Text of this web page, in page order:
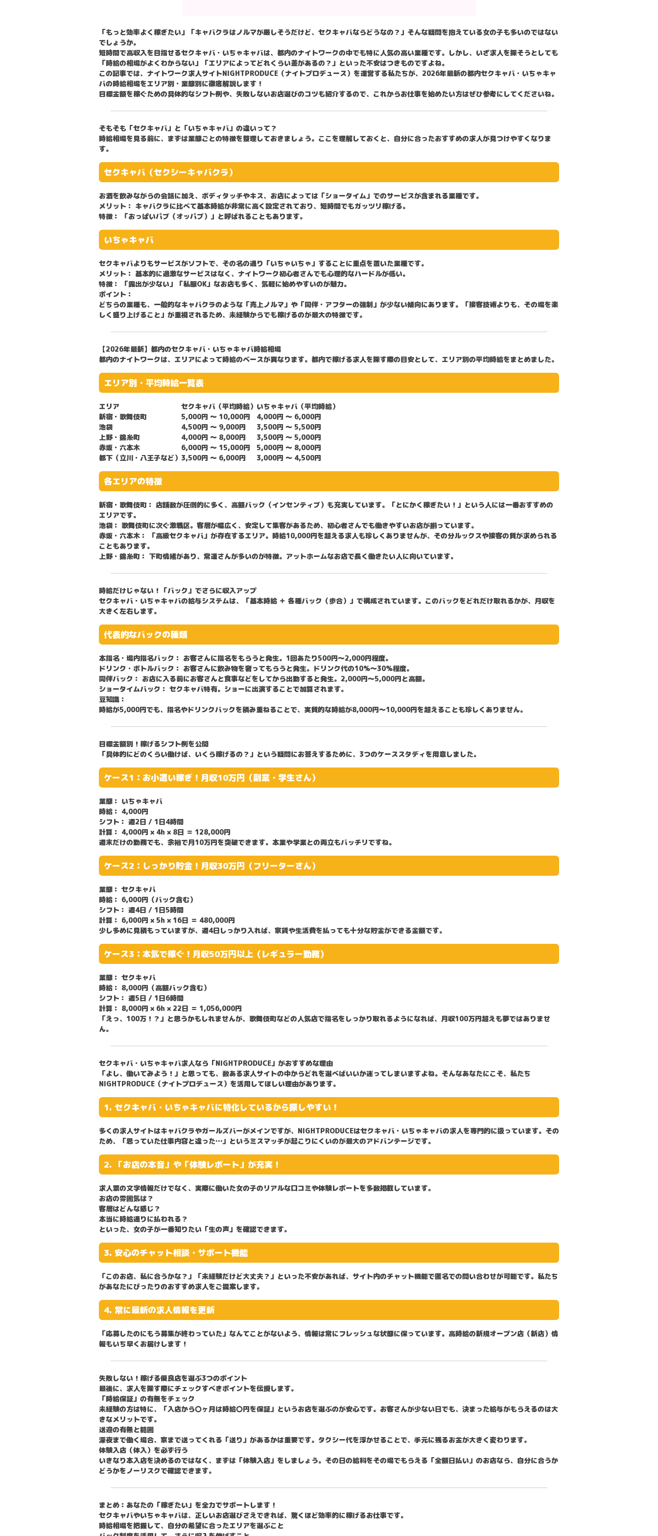
「もっと効率よく稼ぎたい」「キャバクラはノルマが厳しそうだけど、セクキャバならどうなの？」そんな疑問を抱えている女の子も多いのではない
でしょうか。
短時間で高収入を目指せるセクキャバ・いちゃキャバは、都内のナイトワークの中でも特に人気の高い業種です。しかし、いざ求人を探そうとしても
「時給の相場がよくわからない」「エリアによってどれくらい差があるの？」といった不安はつきものですよね。
この記事では、ナイトワーク求人サイトNIGHTPRODUCE（ナイトプロデュース）を運営する私たちが、2026年最新の都内セクキャバ・いちゃキャ
バの時給相場をエリア別・業態別に徹底解説します！
目標金額を稼ぐための具体的なシフト例や、失敗しないお店選びのコツも紹介するので、これからお仕事を始めたい方はぜひ参考にしてくださいね。
そもそも「セクキャバ」と「いちゃキャバ」の違いって？
時給相場を見る前に、まずは業態ごとの特徴を整理しておきましょう。ここを理解しておくと、自分に合ったおすすめの求人が見つけやすくなりま
す。
セクキャバ（セクシーキャバクラ）
お酒を飲みながらの会話に加え、ボディタッチやキス、お店によっては「ショータイム」でのサービスが含まれる業種です。
メリット： キャバクラに比べて基本時給が非常に高く設定されており、短時間でもガッツリ稼げる。
特徴：
「おっぱいパブ（オッパブ）」と呼ばれることもあります。
いちゃキャバ
セクキャバよりもサービスがソフトで、その名の通り「いちゃいちゃ」することに重点を置いた業種です。
メリット： 基本的に過激なサービスはなく、ナイトワーク初心者さんでも心理的なハードルが低い。
特徴：
「露出が少ない」「私服OK」なお店も多く、気軽に始めやすいのが魅力。
ポイント：
どちらの業種も、一般的なキャバクラのような「売上ノルマ」や「同伴・アフターの強制」が少ない傾向にあります。「接客技術よりも、その場を楽
しく盛り上げること」が重視されるため、未経験からでも稼げるのが最大の特徴です。
【2026年最新】都内のセクキャバ・いちゃキャバ時給相場
都内のナイトワークは、エリアによって時給のベースが異なります。 都内で稼げる求人を探す際の目安として、エリア別の平均時給をまとめました。
エリア別・平均時給一覧表
エリア セクキャバ（平均時給） いちゃキャバ（平均時給）
新宿・歌舞伎町
5,000円 〜 10,000円
4,000円 〜 6,000円
池袋
4,500円 〜 9,000円
3,500円 〜 5,500円
上野・錦糸町
4,000円 〜 8,000円
3,500円 〜 5,000円
赤坂・六本木
6,000円 〜 15,000円
5,000円 〜 8,000円
都下（立川・八王子など） 3,500円 〜 6,000円 3,000円 〜 4,500円
各エリアの特徴
新宿・歌舞伎町： 店舗数が圧倒的に多く、高額バック（インセンティブ）も充実しています。「とにかく稼ぎたい！」という人には一番おすすめの
エリアです。
池袋： 歌舞伎町に次ぐ激戦区。客層が幅広く、安定して集客があるため、初心者さんでも働きやすいお店が揃っています。
赤坂・六本木：
「高級セクキャバ」が存在するエリア。時給10,000円を超える求人も珍しくありませんが、その分ルックスや接客の質が求められる
こともあります。
上野・錦糸町： 下町情緒があり、常連さんが多いのが特徴。アットホームなお店で長く働きたい人に向いています。
時給だけじゃない！「バック」でさらに収入アップ
セクキャバ・いちゃキャバの給与システムは、「基本時給 ＋ 各種バック（歩合）」で構成されています。このバックをどれだけ取れるかが、月収を
大きく左右します。
代表的なバックの種類
本指名・場内指名バック： お客さんに指名をもらうと発生。1回あたり500円〜2,000円程度。
ドリンク・ボトルバック： お客さんに飲み物を奢ってもらうと発生。ドリンク代の10%〜30%程度。
同伴バック： お店に入る前にお客さんと食事などをしてから出勤すると発生。2,000円〜5,000円と高額。
ショータイムバック： セクキャバ特有。ショーに出演することで加算されます。
豆知識：
時給が5,000円でも、指名やドリンクバックを積み重ねることで、 実質的な時給が8,000円〜10,000円を超えることも珍しくありません。
目標金額別！稼げるシフト例を公開
「具体的にどのくらい働けば、いくら稼げるの？」という疑問にお答えするために、3つのケーススタディを用意しました。
ケース1：お小遣い稼ぎ！月収10万円（副業・学生さん）
業態： いちゃキャバ
時給： 4,000円
シフト： 週2日 / 1日4時間
計算： 4,000円 × 4h × 8日 ＝ 128,000円
週末だけの勤務でも、余裕で月10万円を突破できます。本業や学業との両立もバッチリですね。
ケース2：しっかり貯金！月収30万円（フリーターさん）
業態： セクキャバ
時給： 6,000円（バック含む）
シフト： 週4日 / 1日5時間
計算： 6,000円 × 5h × 16日 ＝ 480,000円
少し多めに見積もっていますが、週4日しっかり入れば、家賃や生活費を払っても十分な貯金ができる金額です。
ケース3：本気で稼ぐ！月収50万円以上（レギュラー勤務）
業態： セクキャバ
時給： 8,000円（高額バック含む）
シフト： 週5日 / 1日6時間
計算： 8,000円 × 6h × 22日 ＝ 1,056,000円
「えっ、100万！？」と思うかもしれませんが、歌舞伎町などの人気店で指名をしっかり取れるようになれば、月収100万円超えも夢ではありませ
ん。
セクキャバ・いちゃキャバ求人なら「NIGHTPRODUCE」がおすすめな理由
「よし、働いてみよう！」と思っても、数ある求人サイトの中からどれを選べばいいか迷ってしまいますよね。そんなあなたにこそ、私たち
NIGHTPRODUCE（ナイトプロデュース）を活用してほしい理由があります。
1. セクキャバ・いちゃキャバに特化しているから探しやすい！
多くの求人サイトはキャバクラやガールズバーがメインですが、NIGHTPRODUCEはセクキャバ・いちゃキャバの求人を専門的に扱っています。その
ため、「思っていた仕事内容と違った…」というミスマッチが起こりにくいのが最大のアドバンテージです。
2. 「お店の本音」や「体験レポート」が充実！
求人票の文字情報だけでなく、実際に働いた女の子のリアルな口コミや体験レポートを多数掲載しています。
お店の雰囲気は？
客層はどんな感じ？
本当に時給通りに払われる？
といった、女の子が一番知りたい「生の声」を確認できます。
3. 安心のチャット相談・サポート機能
「このお店、私に合うかな？」「未経験だけど大丈夫？」といった不安があれば、サイト内のチャット機能で匿名での問い合わせが可能です。私たち
があなたにぴったりのおすすめ求人をご提案します。
4. 常に最新の求人情報を更新
「応募したのにもう募集が終わっていた」なんてことがないよう、情報は常にフレッシュな状態に保っています。高時給の新規オープン店（新店）情
報もいち早くお届けします！
失敗しない！稼げる優良店を選ぶ3つのポイント
最後に、求人を探す際にチェックすべきポイントを伝授します。
「時給保証」の有無をチェック
未経験の方は特に、「入店から〇ヶ月は時給〇円を保証」というお店を選ぶのが安心です。お客さんが少ない日でも、決まった給与がもらえるのは大
きなメリットです。
送迎の有無と範囲
深夜まで働く場合、家まで送ってくれる「送り」があるかは重要です。タクシー代を浮かせることで、手元に残るお金が大きく変わります。
体験入店（体入）を必ず行う
いきなり本入店を決めるのではなく、まずは「体験入店」をしましょう。その日の給料をその場でもらえる「全額日払い」のお店なら、自分に合うか
どうかをノーリスクで確認できます。
まとめ：あなたの「稼ぎたい」を全力でサポートします！
セクキャバやいちゃキャバは、正しいお店選びさえできれば、驚くほど効率的に稼げるお仕事です。
時給相場を把握して、自分の希望に合ったエリアを選ぶこと